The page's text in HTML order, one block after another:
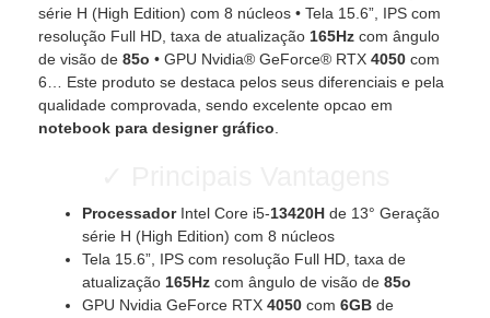
série H (High Edition) com 8 núcleos • Tela 15.6”, IPS com
resolução Full HD, taxa de atualização 165Hz com ângulo
de visão de 85o • GPU Nvidia® GeForce® RTX 4050 com
6… Este produto se destaca pelos seus diferenciais e pela
qualidade comprovada, sendo excelente opcao em
notebook para designer gráfico
ProcessadorIntel Core i5-13420H de 13° Geração
série H (High Edition) com 8 núcleos
Tela 15.6”, IPS com resolução Full HD, taxa de
atualização 165Hz com ângulo de visão de 85o
GPU Nvidia GeForce RTX 4050 com 6GB de